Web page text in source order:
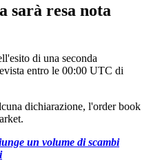
sarà resa nota
di una seconda
entro le 00:00 UTC di
dichiarazione, l'order book
un volume di scambi